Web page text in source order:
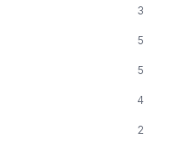
3
5
5
4
2